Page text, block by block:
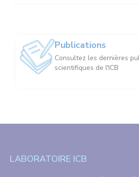
Publications
Consultez les dernières
scientifiques de l'ICB
LABORATOIRE ICB